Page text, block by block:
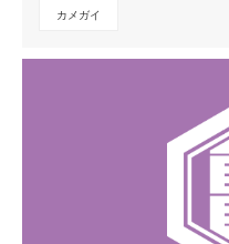
カメガイ